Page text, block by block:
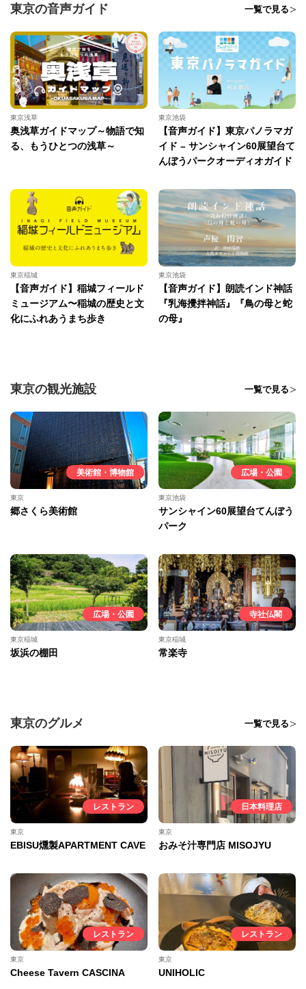
東京の音声ガイド 一覧で見る
東京浅草
奥浅草ガイドマップ～物語で知
る、もうひとつの浅草～
東京池袋
【音声ガイド】東京パノラマガ
イド – サンシャイン60展望台て
んぼうパークオーディオガイド
東京稲城
【音声ガイド】稲城フィールド
ミュージアム〜稲城の歴史と文
化にふれあうまち歩き
東京池袋
【音声ガイド】朗読インド神話
『乳海攪拌神話』『鳥の母と蛇
の母』
東京の観光施設 一覧で見る
美術館・博物館
東京
郷さくら美術館
広場・公園
東京池袋
サンシャイン60展望台てんぼう
パーク
広場・公園
東京稲城
坂浜の棚田
寺社仏閣
東京稲城
常楽寺
東京のグルメ 一覧で見る
レストラン
東京
EBISU燻製APARTMENT CAVE
日本料理店
東京
おみそ汁専門店 MISOJYU
レストラン
東京
Cheese Tavern CASCINA
レストラン
東京
UNIHOLIC